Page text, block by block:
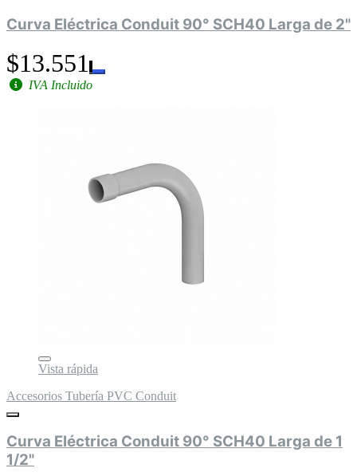
Curva Eléctrica Conduit 90° SCH40 Larga de 2"
$13.551
IVA Incluido
Vista rápida
Accesorios Tubería PVC Conduit
Curva Eléctrica Conduit 90° SCH40 Larga de 1
1/2"